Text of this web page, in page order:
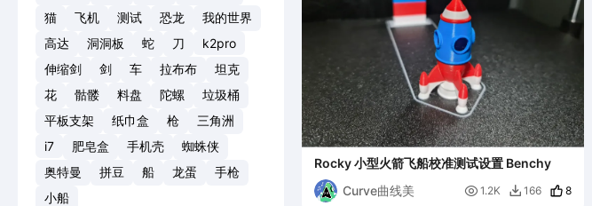
猫
飞机 测试 恐龙
我的世界
高达
洞洞板 蛇 刀
k2pro
伸缩剑
剑 车 拉布布
坦克
花
骷髅 料盘 陀螺
垃圾桶
平板支架
纸巾盒 枪
三角洲
i7
肥皂盒 手机壳
蜘蛛侠
奥特曼
拼豆 船 龙蛋
手枪
小船
Rocky 小型火箭飞船校准测试设置 Benchy
Curve曲线美
 1.2K  166 8